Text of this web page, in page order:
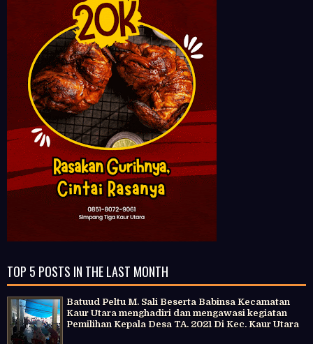
TOP 5 POSTS IN THE LAST MONTH
Batuud Peltu M. Sali Beserta Babinsa Kecamatan
Kaur Utara menghadiri dan mengawasi kegiatan
Pemilihan Kepala Desa TA. 2021 Di Kec. Kaur Utara